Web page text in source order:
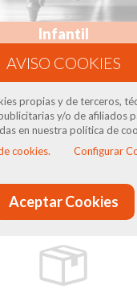
Infantil
Avenida 2 con
propias y de terceros,
y/o de afiliados
en nuestra política de
cookies.
Configurar
Aceptar Cookies